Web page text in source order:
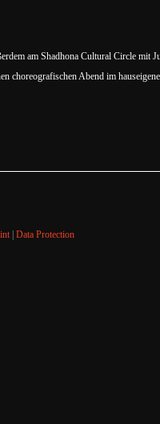
am Shadhona Cultural Circle mit
choreografischen Abend im
| Data Protection